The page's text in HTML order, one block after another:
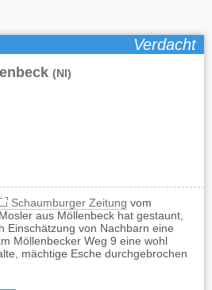
Verdacht
(NI)
Schaumburger Zeitung vom
aus Möllenbeck hat gestaunt,
Einschätzung von Nachbarn eine
Möllenbecker Weg 9 eine wohl
mächtige Esche durchgebrochen